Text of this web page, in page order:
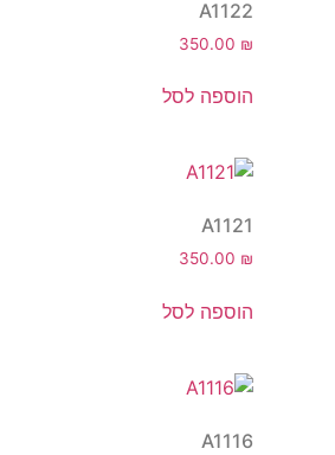
A1122
350.00 ₪
הוספה לסל
A1121
350.00 ₪
הוספה לסל
A1116